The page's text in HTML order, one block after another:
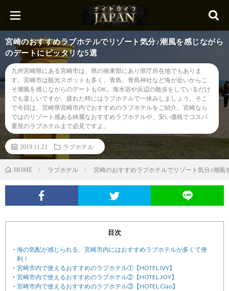
宮崎のおすすめラブホテルでリゾート気分♪潮風を感じながら
のデートにピッタリな5選
九州宮崎県にある宮崎市は、県の南東部にあり県庁所在地でもありま
す。宮崎市は観光スポットも多く、青島、青島神社など海が近いからこ
そ潮風を感じながらのデートもOK。海水浴や浜辺の散歩をしているだけ
でも楽しいですが、疲れた時にはラブホテルで一休みしましょう。そこ
で今回は、宮崎県宮崎市内でおすすめのラブホテルをご紹介。宮崎なら
ではのリゾート感ある綺麗なおすすめラブホテルや、安い価格でコスパ
重視のラブホテルまで必見ですよ。
2019.11.21 ラブホテル
HOME ラブホテル 宮崎のおすすめラブホテルでリゾート気分♪潮
目次
海の気配が感じられる、宮崎市内にはおすすめラブホテルが多くて便
利！
宮崎市内で使えるおすすめのラブホテル①【HOTEL IVY】
宮崎市内で使えるおすすめのラブホテル②【HOTEL JOY】
宮崎市内で使えるおすすめのラブホテル③【HOTEL Ciao】